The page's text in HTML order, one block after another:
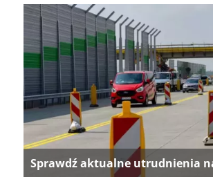
Sprawdź aktualne utrudnienia